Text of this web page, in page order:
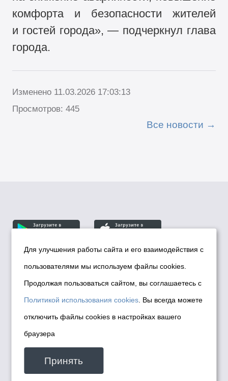
комфорта и безопасности жителей
и гостей города», — подчеркнул глава
города.
Изменено 11.03.2026 17:03:13
Просмотров: 445
Все новости
© Департамент информационной политики мэрии
города Новосибирска, 2026
Политика использования Cookies
Политика по обработке персональных
данных в информационных системах
мэрии города Новосибирска
Техническая поддержка сайта -
malinchukvl@mail.ru
Для улучшения работы сайта и его взаимодействия с
пользователями мы используем файлы cookies.
Продолжая пользоваться сайтом, вы соглашаетесь с
Политикой использования cookies . Вы всегда можете
отключить файлы cookies в настройках вашего
браузера
Принять